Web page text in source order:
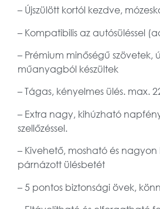
– Újszülött kortól kezdve,
– Kompatibilis az autósüléssel
– Prémium minőségű szövetek,
műanyagból készültek
– Tágas, kényelmes ülés. max.
– Extra nagy, kihúzható
szellőzéssel.
– Kivehető, mosható és nagyon
párnázott ülésbetét
– 5 pontos biztonsági övek,